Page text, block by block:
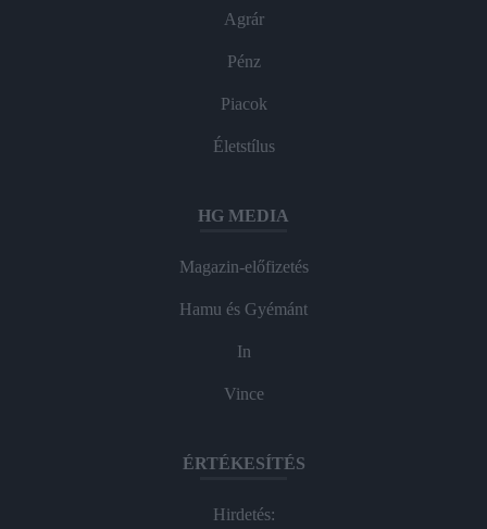
Agrár
Pénz
Piacok
Életstílus
HG MEDIA
Magazin-előfizetés
Hamu és Gyémánt
In
Vince
ÉRTÉKESÍTÉS
Hirdetés: